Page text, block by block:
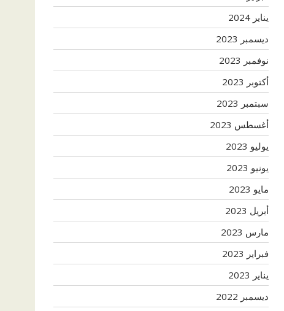
يناير 2024
ديسمبر 2023
نوفمبر 2023
أكتوبر 2023
سبتمبر 2023
أغسطس 2023
يوليو 2023
يونيو 2023
مايو 2023
أبريل 2023
مارس 2023
فبراير 2023
يناير 2023
ديسمبر 2022